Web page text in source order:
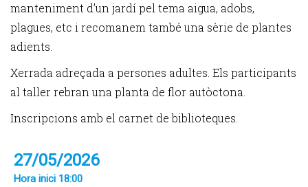
manteniment d’un jardí pel tema aigua, adobs,
plagues, etc i recomanem també una sèrie de plantes
adients.
Xerrada adreçada a persones adultes. Els participants
al taller rebran una planta de flor autòctona.
Inscripcions amb el carnet de biblioteques.
27/05/2026
Hora inici 18:00